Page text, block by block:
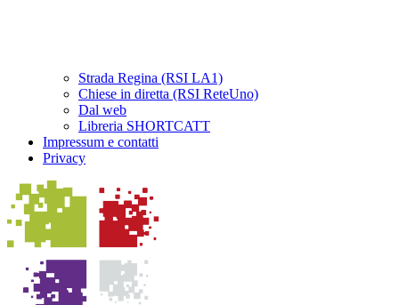
Strada Regina (RSI LA1)
Chiese in diretta (RSI ReteUno)
Dal web
Libreria SHORTCATT
Impressum e contatti
Privacy